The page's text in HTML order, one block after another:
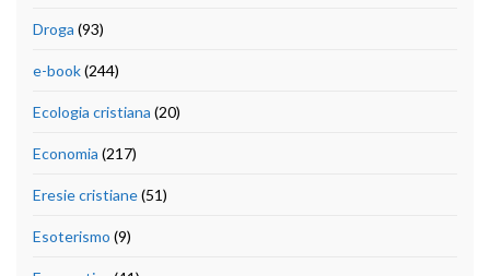
Droga (93)
e-book(244)
Ecologia cristiana (20)
Economia (217)
Eresie cristiane(51)
Esoterismo (9)